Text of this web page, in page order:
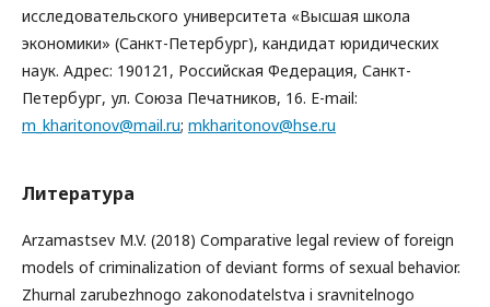
исследовательского университета «Высшая школа
экономики» (Санкт-Петербург), кандидат юридических
наук. Адрес: 190121, Российская Федерация, Санкт-
Петербург, ул. Союза Печатников, 16. E-mail:
m_kharitonov@mail.ru; mkharitonov@hse.ru
Литература
Arzamastsev M.V. (2018) Comparative legal review of foreign
models of criminalization of deviant forms of sexual behavior.
Zhurnal zarubezhnogo zakonodatelstva i sravnitelnogo